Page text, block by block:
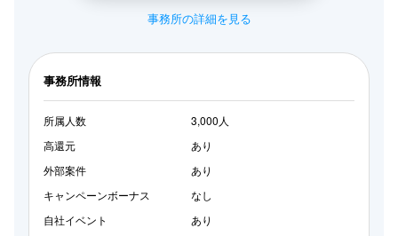
事務所の詳細を見る
事務所情報
所属人数
3,000人
高還元
あり
外部案件
あり
キャンペーンボーナス
なし
自社イベント
あり